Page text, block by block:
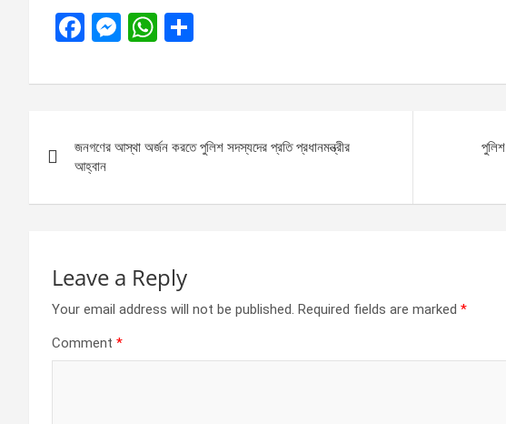
F
ce
o
o
k
M
se
g
W
at
A
p
ar
navigation
জনগণের আস্থা অর্জন করতে পুলিশ সদস্যদের প্রতি প্রধানমন্ত্রীর
আহ্বান
Leave a Reply
Your email address will not be published. Required fields are marked *
Comment *